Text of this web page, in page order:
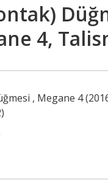
4,
, Megane 4